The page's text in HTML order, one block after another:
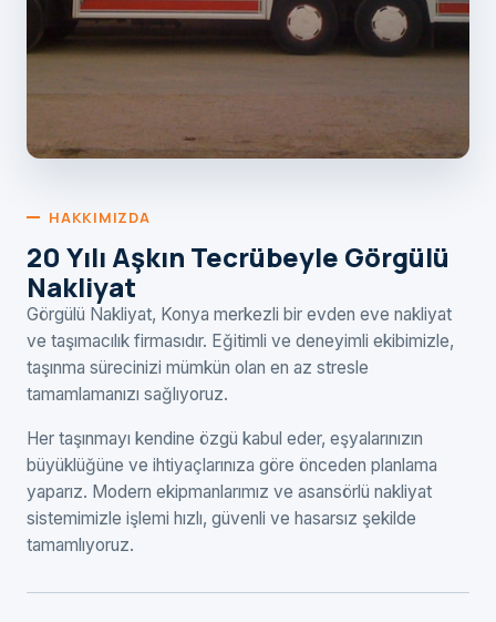
HAKKIMIZDA
20 Yılı Aşkın Tecrübeyle Görgülü
Nakliyat
Görgülü Nakliyat, Konya merkezli bir evden eve nakliyat
ve taşımacılık firmasıdır. Eğitimli ve deneyimli ekibimizle,
taşınma sürecinizi mümkün olan en az stresle
tamamlamanızı sağlıyoruz.
Her taşınmayı kendine özgü kabul eder, eşyalarınızın
büyüklüğüne ve ihtiyaçlarınıza göre önceden planlama
yaparız. Modern ekipmanlarımız ve asansörlü nakliyat
sistemimizle işlemi hızlı, güvenli ve hasarsız şekilde
tamamlıyoruz.